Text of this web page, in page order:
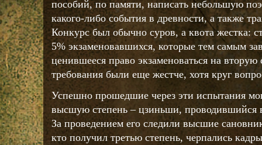
пособий, по памяти, написать небольшую
какого-либо события в древности, а также
Конкурс был обычно суров, а квота жестка:
5% экзаменовавшихся, которые тем самым
ценившееся право экзаменоваться на
требования были еще жестче, хотя круг
Успешно прошедшие через эти испытания
высшую степень – цзиньши, проводившийся
За проведением его следили высшие
кто получил третью степень, черпались